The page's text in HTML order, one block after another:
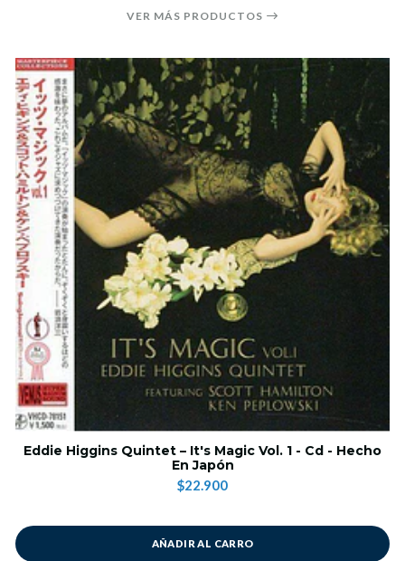
VER MÁS PRODUCTOS
Eddie Higgins Quintet – It's Magic Vol. 1 - Cd - Hecho
En Japón
$22.900
AÑADIR AL CARRO